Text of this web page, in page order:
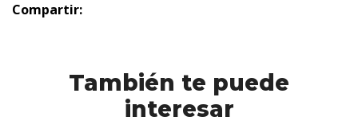
Compartir:
También te puede
interesar